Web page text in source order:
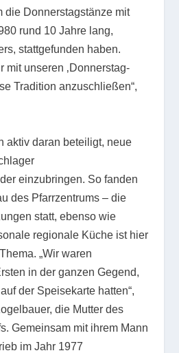
die Donnerstagstänze mit
rund 10 Jahre lang,
stattgefunden haben.
mit unseren ‚Donnerstag-
Tradition anzuschließen“,
aktiv daran beteiligt, neue
einzubringen. So fanden
des Pfarrzentrums – die
statt, ebenso wie
regionale Küche ist hier
„Wir waren
in der ganzen Gegend,
der Speisekarte hatten“,
die Mutter des
Gemeinsam mit ihrem Mann
im Jahr 1977